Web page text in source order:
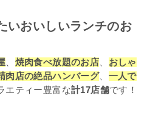
いおいしいランチのお
焼肉食べ放題のお店
おしゃ
肉店の絶品ハンバーグ、 一人で
エティー豊富な計17店舗です！